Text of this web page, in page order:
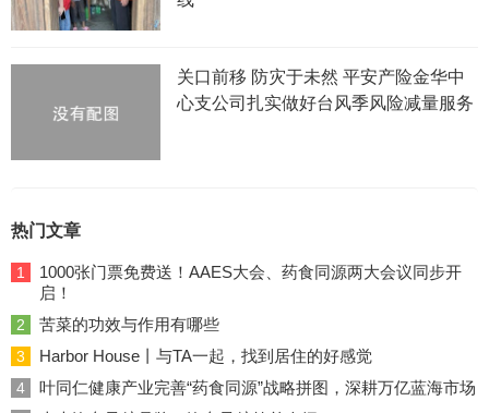
关口前移 防灾于未然 平安产险金华中
心支公司扎实做好台风季风险减量服务
热门文章
1
1000张门票免费送！AAES大会、药食同源两大会议同步开
启！
2 苦菜的功效与作用有哪些
3 Harbor House丨与TA一起，找到居住的好感觉
4 叶同仁健康产业完善“药食同源”战略拼图，深耕万亿蓝海市场